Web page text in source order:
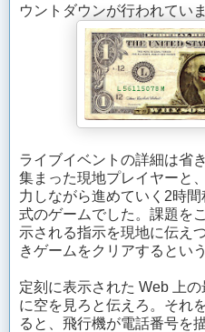
ウントダウンが行われてい
ライブイベントの詳細は省
集まった現地プレイヤーと
力しながら進めていく2時
式のゲームでした。課題を
示される指示を現地に伝え
きゲームをクリアするとい
定刻に表示された Web 上
に空を見ろと伝えろ。それ
ると、飛行機が電話番号を